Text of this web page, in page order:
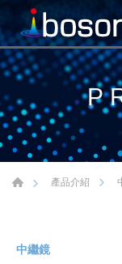
產品介紹
中繼鏡